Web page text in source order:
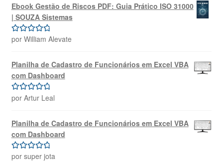
Ebook Gestão de Riscos PDF: Guia Prático ISO 31000
| SOUZA Sistemas
Avaliação5
por William Alevate
Planilha de Cadastro de Funcionários em Excel VBA
com Dashboard
Avaliação 5
por Artur Leal
Planilha de Cadastro de Funcionários em Excel VBA
com Dashboard
Avaliação5
por super jota